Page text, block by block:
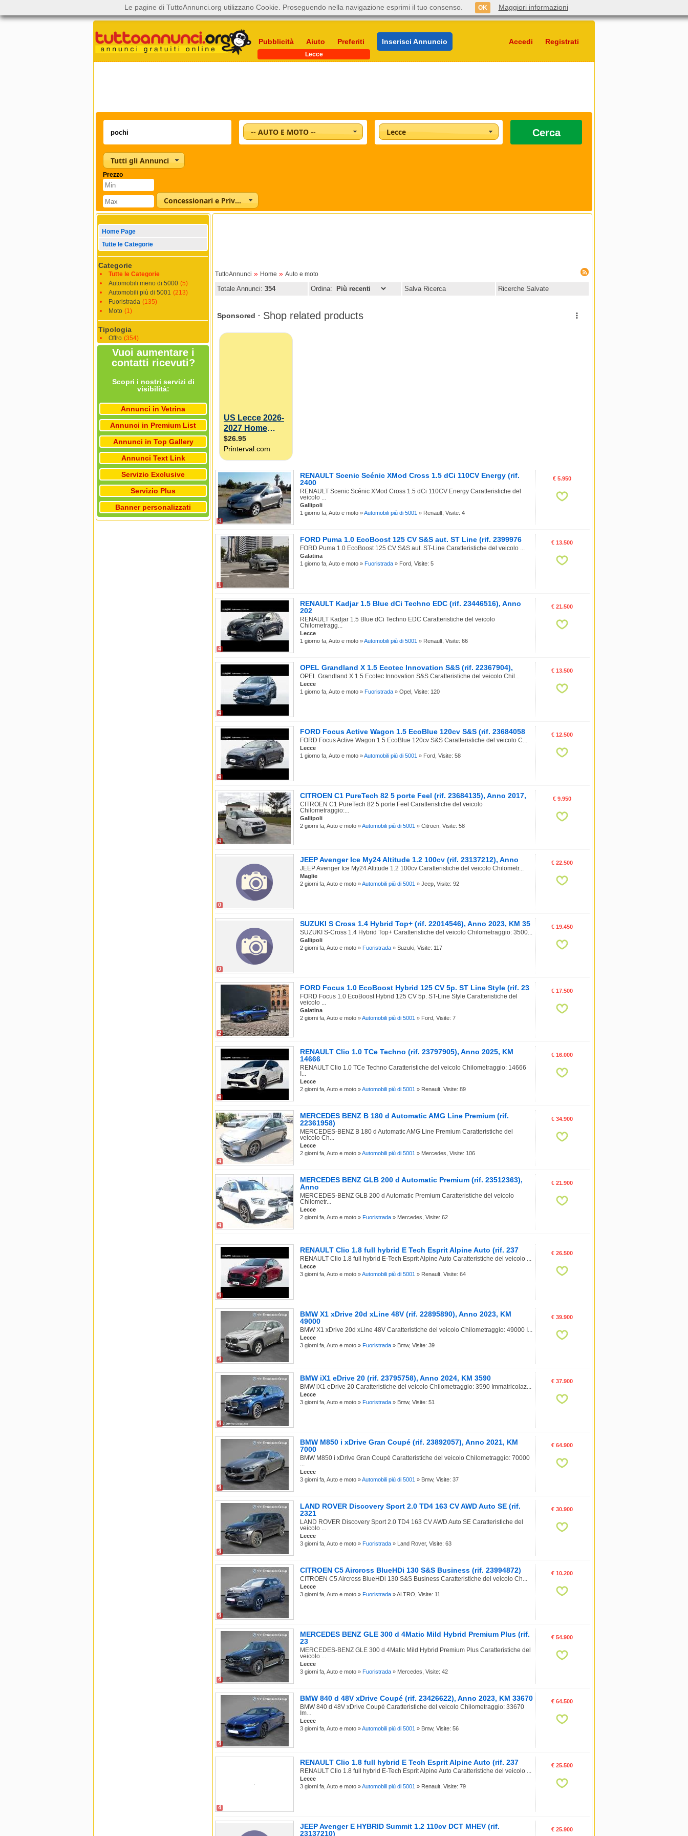
Pubblicità Aiuto Preferiti Inserisci Annuncio Accedi Registrati
Lecce
-- AUTO E MOTO -- Lecce Cerca
Tutti gli Annunci
Prezzo
Concessionari e Privati
Home Page
Tutte le Categorie
Categorie
Tutte le Categorie
Automobili meno di 5000 (5)
Automobili più di 5001 (213)
Fuoristrada (135)
Moto (1)
Tipologia
Offro (354)
Vuoi aumentare i
contatti ricevuti?
Scopri i nostri servizi di
visibilità:
Annunci in Vetrina
Annunci in Premium List
Annunci in Top Gallery
Annunci Text Link
Servizio Exclusive
Servizio Plus
Banner personalizzati
TuttoAnnunci » Home » Auto e moto
Totale Annunci: 354 Ordina: Salva Ricerca Ricerche Salvate
4
RENAULT Scenic Scénic XMod Cross 1.5 dCi 110CV Energy (rif.
2400
RENAULT Scenic Scénic XMod Cross 1.5 dCi 110CV Energy Caratteristiche del
veicolo ...
Gallipoli
1 giorno fa, Auto e moto »Automobili più di 5001 » Renault, Visite: 4
€ 5.950
1
FORD Puma 1.0 EcoBoost 125 CV S&S aut. ST Line (rif. 2399976
FORD Puma 1.0 EcoBoost 125 CV S&S aut. ST-Line Caratteristiche del veicolo ...
Galatina
1 giorno fa, Auto e moto » Fuoristrada » Ford, Visite: 5
€ 13.500
4
RENAULT Kadjar 1.5 Blue dCi Techno EDC (rif. 23446516), Anno
202
RENAULT Kadjar 1.5 Blue dCi Techno EDC Caratteristiche del veicolo
Chilometragg...
Lecce
1 giorno fa, Auto e moto »Automobili più di 5001 » Renault, Visite: 66
€ 21.500
4
OPEL Grandland X 1.5 Ecotec Innovation S&S (rif. 22367904),
OPEL Grandland X 1.5 Ecotec Innovation S&S Caratteristiche del veicolo Chil...
Lecce
1 giorno fa, Auto e moto » Fuoristrada » Opel, Visite: 120
€ 13.500
4
FORD Focus Active Wagon 1.5 EcoBlue 120cv S&S (rif. 23684058
FORD Focus Active Wagon 1.5 EcoBlue 120cv S&S Caratteristiche del veicolo C...
Lecce
1 giorno fa, Auto e moto »Automobili più di 5001 » Ford, Visite: 58
€ 12.500
4
CITROEN C1 PureTech 82 5 porte Feel (rif. 23684135), Anno 2017,
CITROEN C1 PureTech 82 5 porte Feel Caratteristiche del veicolo
Chilometraggio:...
Gallipoli
2 giorni fa, Auto e moto »Automobili più di 5001 » Citroen, Visite: 58
€ 9.950
0
JEEP Avenger Ice My24 Altitude 1.2 100cv (rif. 23137212), Anno
JEEP Avenger Ice My24 Altitude 1.2 100cv Caratteristiche del veicolo Chilometr...
Maglie
2 giorni fa, Auto e moto »Automobili più di 5001 » Jeep, Visite: 92
€ 22.500
0
SUZUKI S Cross 1.4 Hybrid Top+ (rif. 22014546), Anno 2023, KM 35
SUZUKI S-Cross 1.4 Hybrid Top+ Caratteristiche del veicolo Chilometraggio: 3500...
Gallipoli
2 giorni fa, Auto e moto » Fuoristrada » Suzuki, Visite: 117
€ 19.450
2
FORD Focus 1.0 EcoBoost Hybrid 125 CV 5p. ST Line Style (rif. 23
FORD Focus 1.0 EcoBoost Hybrid 125 CV 5p. ST-Line Style Caratteristiche del
veicolo ...
Galatina
2 giorni fa, Auto e moto »Automobili più di 5001 » Ford, Visite: 7
€ 17.500
4
RENAULT Clio 1.0 TCe Techno (rif. 23797905), Anno 2025, KM
14666
RENAULT Clio 1.0 TCe Techno Caratteristiche del veicolo Chilometraggio: 14666
I...
Lecce
2 giorni fa, Auto e moto »Automobili più di 5001 » Renault, Visite: 89
€ 16.000
4
MERCEDES BENZ B 180 d Automatic AMG Line Premium (rif.
22361958)
MERCEDES-BENZ B 180 d Automatic AMG Line Premium Caratteristiche del
veicolo Ch...
Lecce
2 giorni fa, Auto e moto »Automobili più di 5001 » Mercedes, Visite: 106
€ 34.900
4
MERCEDES BENZ GLB 200 d Automatic Premium (rif. 23512363),
Anno
MERCEDES-BENZ GLB 200 d Automatic Premium Caratteristiche del veicolo
Chilometr...
Lecce
2 giorni fa, Auto e moto » Fuoristrada » Mercedes, Visite: 62
€ 21.900
4
RENAULT Clio 1.8 full hybrid E Tech Esprit Alpine Auto (rif. 237
RENAULT Clio 1.8 full hybrid E-Tech Esprit Alpine Auto Caratteristiche del veicolo ...
Lecce
3 giorni fa, Auto e moto »Automobili più di 5001 » Renault, Visite: 64
€ 26.500
4
BMW X1 xDrive 20d xLine 48V (rif. 22895890), Anno 2023, KM
49000
BMW X1 xDrive 20d xLine 48V Caratteristiche del veicolo Chilometraggio: 49000 I...
Lecce
3 giorni fa, Auto e moto » Fuoristrada » Bmw, Visite: 39
€ 39.900
4
BMW iX1 eDrive 20 (rif. 23795758), Anno 2024, KM 3590
BMW iX1 eDrive 20 Caratteristiche del veicolo Chilometraggio: 3590 Immatricolaz...
Lecce
3 giorni fa, Auto e moto » Fuoristrada » Bmw, Visite: 51
€ 37.900
4
BMW M850 i xDrive Gran Coupé (rif. 23892057), Anno 2021, KM
7000
BMW M850 i xDrive Gran Coupé Caratteristiche del veicolo Chilometraggio: 70000
...
Lecce
3 giorni fa, Auto e moto »Automobili più di 5001 » Bmw, Visite: 37
€ 64.900
4
LAND ROVER Discovery Sport 2.0 TD4 163 CV AWD Auto SE (rif.
2321
LAND ROVER Discovery Sport 2.0 TD4 163 CV AWD Auto SE Caratteristiche del
veicolo ...
Lecce
3 giorni fa, Auto e moto » Fuoristrada » Land Rover, Visite: 63
€ 30.900
4
CITROEN C5 Aircross BlueHDi 130 S&S Business (rif. 23994872)
CITROEN C5 Aircross BlueHDi 130 S&S Business Caratteristiche del veicolo Ch...
Lecce
3 giorni fa, Auto e moto » Fuoristrada » ALTRO, Visite: 11
€ 10.200
4
MERCEDES BENZ GLE 300 d 4Matic Mild Hybrid Premium Plus (rif.
23
MERCEDES-BENZ GLE 300 d 4Matic Mild Hybrid Premium Plus Caratteristiche del
veicolo ...
Lecce
3 giorni fa, Auto e moto » Fuoristrada » Mercedes, Visite: 42
€ 54.900
4
BMW 840 d 48V xDrive Coupé (rif. 23426622), Anno 2023, KM 33670
BMW 840 d 48V xDrive Coupé Caratteristiche del veicolo Chilometraggio: 33670
Im...
Lecce
3 giorni fa, Auto e moto »Automobili più di 5001 » Bmw, Visite: 56
€ 64.500
4
RENAULT Clio 1.8 full hybrid E Tech Esprit Alpine Auto (rif. 237
RENAULT Clio 1.8 full hybrid E-Tech Esprit Alpine Auto Caratteristiche del veicolo ...
Lecce
3 giorni fa, Auto e moto »Automobili più di 5001 » Renault, Visite: 79
€ 25.500
JEEP Avenger E HYBRID Summit 1.2 110cv DCT MHEV (rif.
23137210)
€ 25.900
Le pagine di TuttoAnnunci.org utilizzano Cookie. Proseguendo nella navigazione esprimi il tuo consenso. OK Maggiori informazioni